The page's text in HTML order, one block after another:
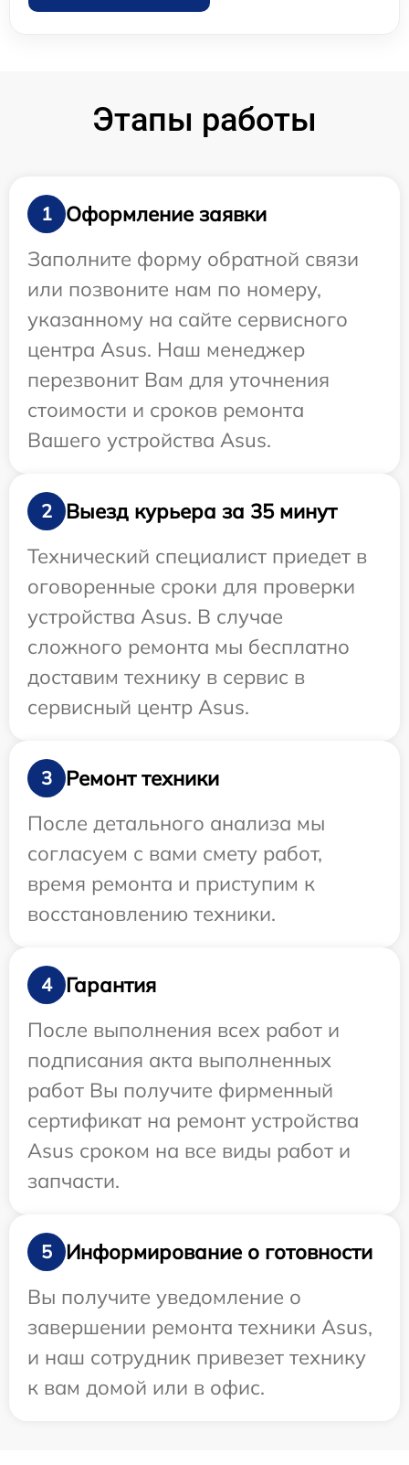
Этапы работы
1
Оформление заявки
Заполните форму обратной связи
или позвоните нам по номеру,
указанному на сайте сервисного
центра Asus. Наш менеджер
перезвонит Вам для уточнения
стоимости и сроков ремонта
Вашего устройства Asus.
2
Выезд курьера за 35 минут
Технический специалист приедет в
оговоренные сроки для проверки
устройства Asus. В случае
сложного ремонта мы бесплатно
доставим технику в сервис в
сервисный центр Asus.
3
Ремонт техники
После детального анализа мы
согласуем с вами смету работ,
время ремонта и приступим к
восстановлению техники.
4
Гарантия
После выполнения всех работ и
подписания акта выполненных
работ Вы получите фирменный
сертификат на ремонт устройства
Asus сроком на все виды работ и
запчасти.
5
Информирование о готовности
Вы получите уведомление о
завершении ремонта техники Asus,
и наш сотрудник привезет технику
к вам домой или в офис.